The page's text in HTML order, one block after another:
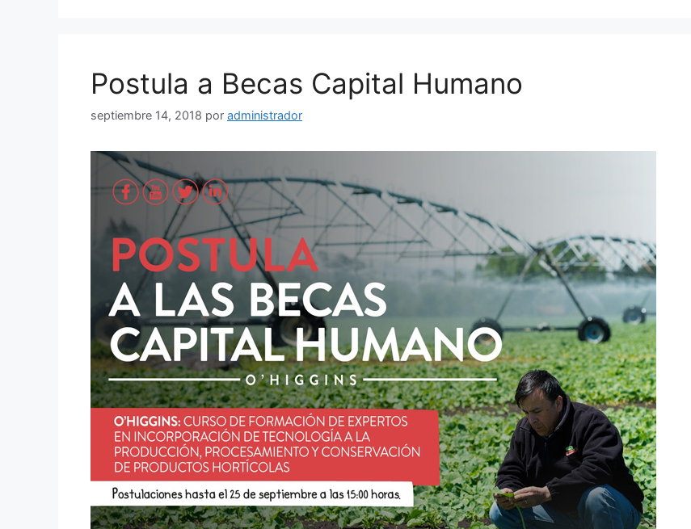
Postula a Becas Capital Humano
septiembre 14, 2018 por administrador